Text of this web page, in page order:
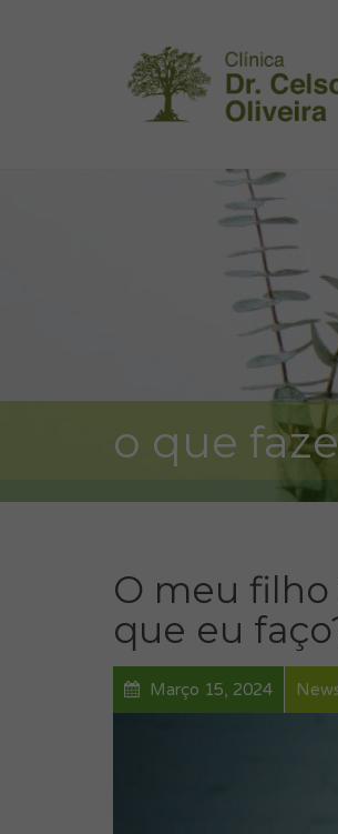
o que
O meu
que eu
Março 15, 2024